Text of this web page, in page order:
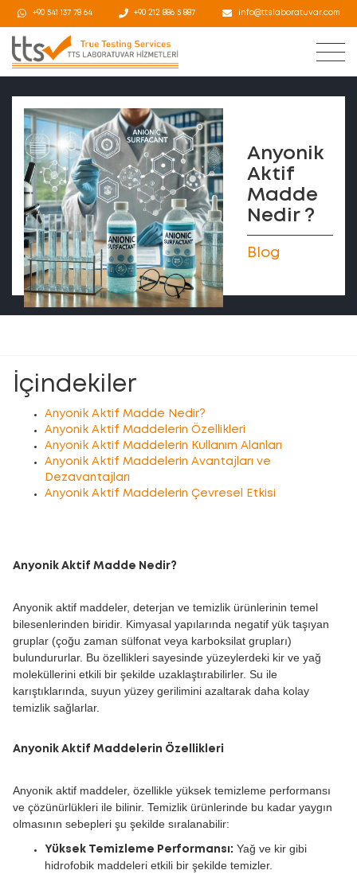
+90 541 137 78 64 +90 212 886 5 887 info@ttslaboratuvar.com
Anyonik
Aktif
Madde
Nedir ?
Blog
İçindekiler
Anyonik Aktif Madde Nedir?
Anyonik Aktif Maddelerin Özellikleri
Anyonik Aktif Maddelerin Kullanım Alanları
Anyonik Aktif Maddelerin Avantajları ve
Dezavantajları
Anyonik Aktif Maddelerin Çevresel Etkisi
Anyonik Aktif Madde Nedir?
Anyonik aktif maddeler, deterjan ve temizlik ürünlerinin temel
bilesenlerinden biridir. Kimyasal yapılarında negatif yük taşıyan
gruplar (çoğu zaman sülfonat veya karboksilat grupları)
bulundururlar. Bu özellikleri sayesinde yüzeylerdeki kir ve yağ
moleküllerini etkili bir şekilde uzaklaştırabilirler. Su ile
karıştıklarında, suyun yüzey gerilimini azaltarak daha kolay
temizlik sağlarlar.
Anyonik Aktif Maddelerin Özellikleri
Anyonik aktif maddeler, özellikle yüksek temizleme performansı
ve çözünürlükleri ile bilinir. Temizlik ürünlerinde bu kadar yaygın
olmasının sebepleri şu şekilde sıralanabilir:
Yüksek Temizleme Performansı: Yağ ve kir gibi
hidrofobik maddeleri etkili bir şekilde temizler.